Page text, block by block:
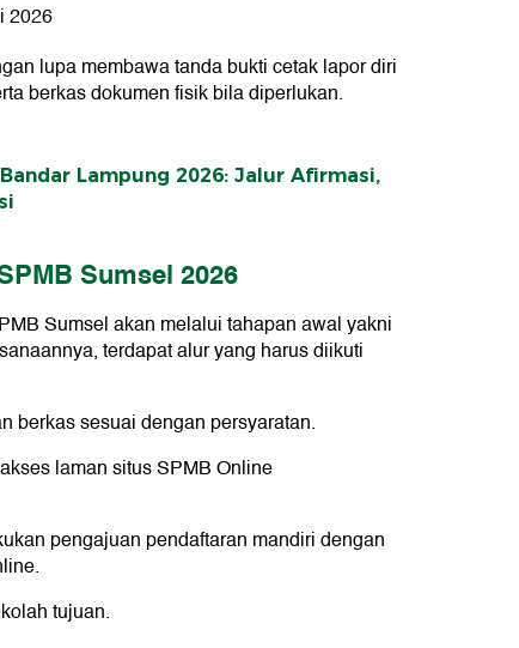
2026
lupa membawa tanda bukti cetak lapor diri
berkas dokumen fisik bila diperlukan.
Lampung 2026: Jalur Afirmasi,
Sumsel 2026
Sumsel akan melalui tahapan awal yakni
terdapat alur yang harus diikuti
berkas sesuai dengan persyaratan.
laman situs SPMB Online
pengajuan pendaftaran mandiri dengan
tujuan.